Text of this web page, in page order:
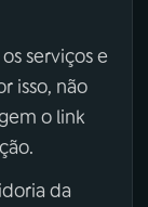
serviços e
isso, não
o link
da